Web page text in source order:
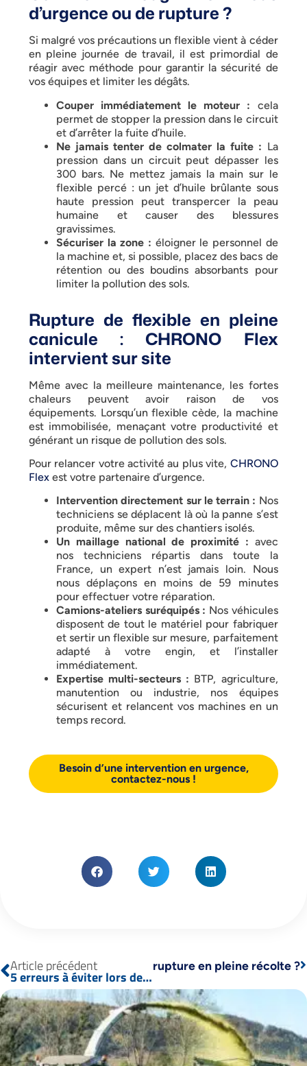
d’urgence ou de rupture ?
Si malgré vos précautions un flexible vient à céder
en pleine journée de travail, il est primordial de
réagir avec méthode pour garantir la sécurité de
vos équipes et limiter les dégâts.
Couper immédiatement le moteur : cela
permet de stopper la pression dans le circuit
et d’arrêter la fuite d’huile.
Ne jamais tenter de colmater la fuite : La
pression dans un circuit peut dépasser les
300 bars. Ne mettez jamais la main sur le
flexible percé : un jet d’huile brûlante sous
haute pression peut transpercer la peau
humaine et causer des blessures
gravissimes.
Sécuriser la zone : éloigner le personnel de
la machine et, si possible, placez des bacs de
rétention ou des boudins absorbants pour
limiter la pollution des sols.
Rupture de flexible en pleine
canicule : CHRONO Flex
intervient sur site
Même avec la meilleure maintenance, les fortes
chaleurs peuvent avoir raison de vos
équipements. Lorsqu’un flexible cède, la machine
est immobilisée, menaçant votre productivité et
générant un risque de pollution des sols.
Pour relancer votre activité au plus vite, CHRONO
Flex est votre partenaire d’urgence.
Intervention directement sur le terrain : Nos
techniciens se déplacent là où la panne s’est
produite, même sur des chantiers isolés.
Un maillage national de proximité : avec
nos techniciens répartis dans toute la
France, un expert n’est jamais loin. Nous
nous déplaçons en moins de 59 minutes
pour effectuer votre réparation.
Camions-ateliers suréquipés : Nos véhicules
disposent de tout le matériel pour fabriquer
et sertir un flexible sur mesure, parfaitement
adapté à votre engin, et l’installer
immédiatement.
Expertise multi-secteurs : BTP, agriculture,
manutention ou industrie, nos équipes
sécurisent et relancent vos machines en un
temps record.
Besoin d’une intervention en urgence,
contactez-nous !
Article précédent
5 erreurs à éviter lors de votre vidange hydraulique (et comment les corriger)
: comment éviter la rupture en pleine récolte ?